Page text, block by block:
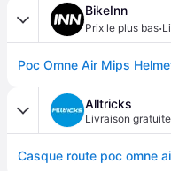
BikeInn
Prix le plus bas·
Poc Omne Air Mips
Alltricks
Livraison gratuite